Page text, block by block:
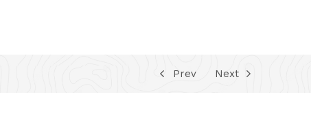
Prev Next